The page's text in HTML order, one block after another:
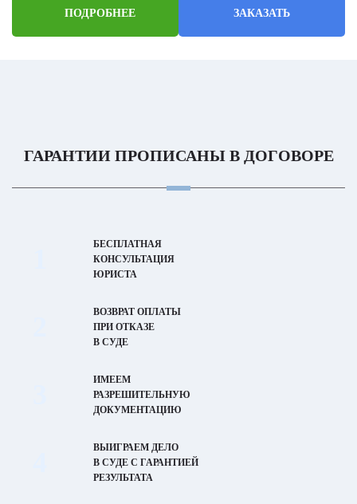
ПОДРОБНЕЕ ЗАКАЗАТЬ
ГАРАНТИИ ПРОПИСАНЫ В ДОГОВОРЕ
БЕСПЛАТНАЯ
КОНСУЛЬТАЦИЯ
ЮРИСТА
ВОЗВРАТ ОПЛАТЫ
ПРИ ОТКАЗЕ
В СУДЕ
ИМЕЕМ
РАЗРЕШИТЕЛЬНУЮ
ДОКУМЕНТАЦИЮ
ВЫИГРАЕМ ДЕЛО
В СУДЕ С ГАРАНТИЕЙ
РЕЗУЛЬТАТА